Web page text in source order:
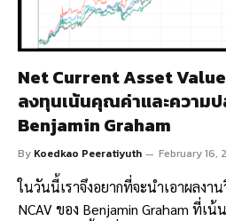
Net Current Asset Value
ลงทุนเน้นคุณค่าและความ
Benjamin Graham
By Koedkao Peeratiyuth February 16,
ในวันนี้เราจึงอยากที่จะนำเอาผลงา
NCAV ของ Benjamin Graham ที่เ